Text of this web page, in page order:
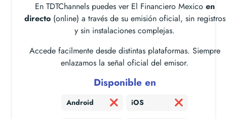
En TDTChannels puedes ver El Financiero Mexico en
directo(online) a través de su emisión oficial, sin registros
y sin instalaciones complejas.
Accede facilmente desde distintas plataformas. Siempre
enlazamos la señal oficial del emisor.
Disponible en
Android ❌ iOS ❌